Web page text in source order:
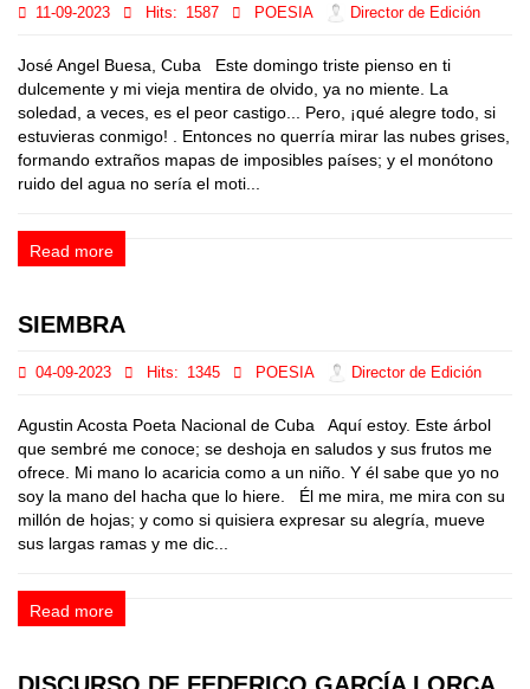
11-09-2023 Hits: 1587 POESIA Director de Edición
José Angel Buesa, Cuba Este domingo triste pienso en ti
dulcemente y mi vieja mentira de olvido, ya no miente. La
soledad, a veces, es el peor castigo... Pero, ¡qué alegre todo, si
estuvieras conmigo! . Entonces no querría mirar las nubes grises,
formando extraños mapas de imposibles países; y el monótono
ruido del agua no sería el moti...
Read more
SIEMBRA
04-09-2023 Hits: 1345 POESIA Director de Edición
Agustin Acosta Poeta Nacional de Cuba Aquí estoy. Este árbol
que sembré me conoce; se deshoja en saludos y sus frutos me
ofrece. Mi mano lo acaricia como a un niño. Y él sabe que yo no
soy la mano del hacha que lo hiere. Él me mira, me mira con su
millón de hojas; y como si quisiera expresar su alegría, mueve
sus largas ramas y me dic...
Read more